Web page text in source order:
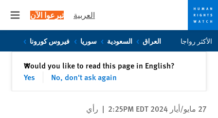
Skip
to
Skip
to
العربية تبرعوا الآن
الأكثر رواجا العراق السعودية سوريا فيروس كورونا
Would you like to read this page in English?
Yes
No, don't ask again
✕إغلاق
27 مايو/أيار 2024 2:25PM EDT | رأي